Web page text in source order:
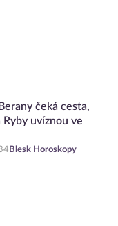
čeká cesta,
Ryby uvíznou ve
Blesk Horoskopy